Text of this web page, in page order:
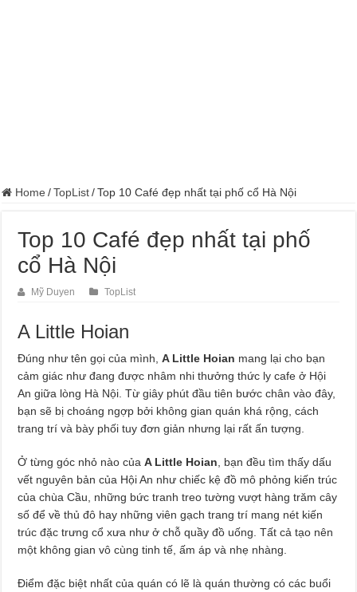
Home / TopList / Top 10 Café đẹp nhất tại phố cổ Hà Nội
Top 10 Café đẹp nhất tại phố
cổ Hà Nội
Mỹ Duyen TopList
A Little Hoian
Đúng như tên gọi của mình,A Little Hoian mang lại cho bạn
cảm giác như đang được nhâm nhi thưởng thức ly cafe ở Hội
An giữa lòng Hà Nội. Từ giây phút đầu tiên bước chân vào đây,
bạn sẽ bị choáng ngợp bởi không gian quán khá rộng, cách
trang trí và bày phối tuy đơn giản nhưng lại rất ấn tượng.
Ở từng góc nhỏ nào củaA Little Hoian , bạn đều tìm thấy dấu
vết nguyên bản của Hội An như chiếc kệ đồ mô phỏng kiến trúc
của chùa Cầu, những bức tranh treo tường vượt hàng trăm cây
số để về thủ đô hay những viên gạch trang trí mang nét kiến
trúc đặc trưng cổ xưa như ở chỗ quầy đồ uống. Tất cả tạo nên
một không gian vô cùng tinh tế, ấm áp và nhẹ nhàng.
Điểm đặc biệt nhất của quán có lẽ là quán thường có các buổi